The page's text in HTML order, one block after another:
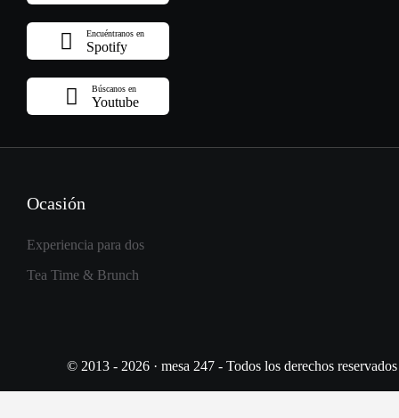
Encuéntranos en
Spotify
Búscanos en
Youtube
Ocasión
Experiencia para dos
Tea Time & Brunch
© 2013 - 2026 · mesa 247 - Todos los derechos reservados